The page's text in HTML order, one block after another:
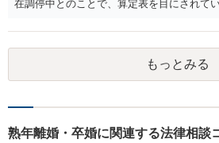
慰謝料（50～150万円程度？）が発生し得
在調停中とのことで、算定表を目にされて
与の場合、就労するために必要だとされる
金の場合は、この控除をする必要がありま
割愛しますが、 単純な足し算をした部分の
いうことになります。 ②婚姻費用は相当額
ば審判となりますが、 相手方の根拠のない
もっとみる
熟年離婚・卒婚に関連する法律相談